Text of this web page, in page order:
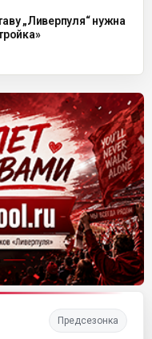
„Ливерпуля“ нужна
Предсезонка